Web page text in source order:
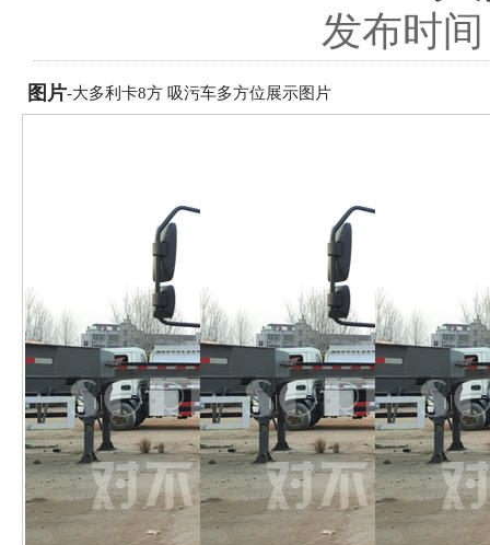
发布时
图片-大多利卡​8方 吸污车多方位展示图片